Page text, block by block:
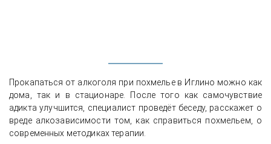
Прокапаться от алкоголя при похмелье в Иглино можно как
дома, так и в стационаре. После того как самочувствие
адикта улучшится, специалист проведёт беседу, расскажет о
вреде алкозависимости том, как справиться похмельем, о
современных методиках терапии.